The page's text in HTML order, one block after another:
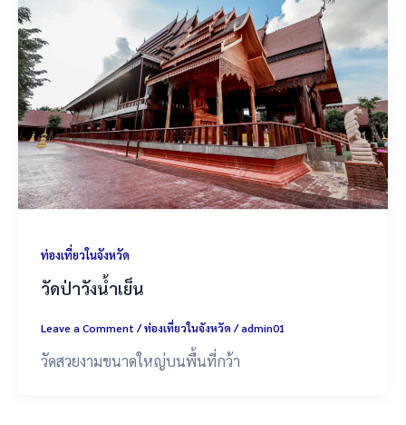
ท่องเที่ยวในจังหวัด
วัดป่าวังน้ำเย็น
Leave a Comment /ท่องเที่ยวในจังหวัด /admin01
วัดสวยงามขนาดใหญ่บนพื้นที่กว้า